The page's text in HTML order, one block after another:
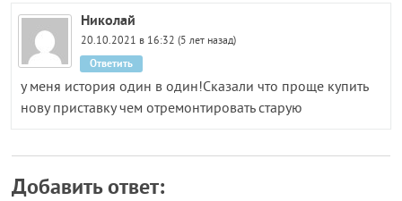
Николай
20.10.2021 в 16:32 (5 лет назад)
у меня история один в один!Сказали что проще купить
нову приставку чем отремонтировать старую
Ответить
Добавить ответ: